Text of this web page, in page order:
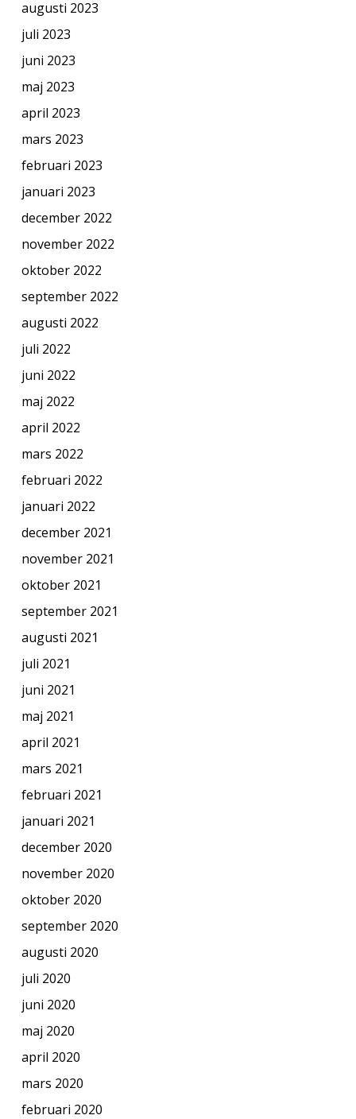
augusti 2023
juli 2023
juni 2023
maj 2023
april 2023
mars 2023
februari 2023
januari 2023
december 2022
november 2022
oktober 2022
september 2022
augusti 2022
juli 2022
juni 2022
maj 2022
april 2022
mars 2022
februari 2022
januari 2022
december 2021
november 2021
oktober 2021
september 2021
augusti 2021
juli 2021
juni 2021
maj 2021
april 2021
mars 2021
februari 2021
januari 2021
december 2020
november 2020
oktober 2020
september 2020
augusti 2020
juli 2020
juni 2020
maj 2020
april 2020
mars 2020
februari 2020